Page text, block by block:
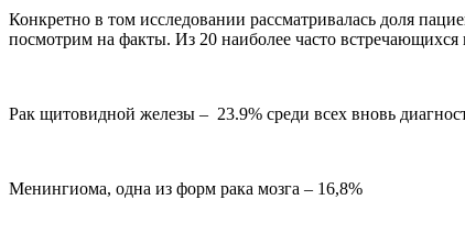
Конкретно в том исследовании рассматривалась доля
посмотрим на факты. Из 20 наиболее часто встречающихся
Рак щитовидной железы – 23.9% среди всех вновь
Менингиома, одна из форм рака мозга – 16,8%